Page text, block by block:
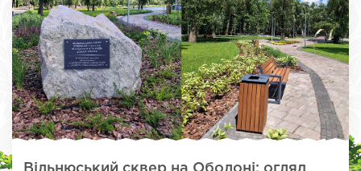
Вільнюський сквер на Оболоні: огляд